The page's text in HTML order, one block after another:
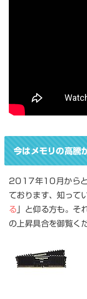
今はメモリの高騰
2017年10月からと
ております、知って
る 」と仰る方も。そ
の上昇具合を御覧く